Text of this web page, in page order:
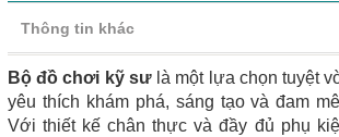
Thông tin khác
Bộ đồ chơi kỹ sưlà một lựa chọn tuyệt
yêu thích khám phá, sáng tạo và đam
Với thiết kế chân thực và đầy đủ phụ